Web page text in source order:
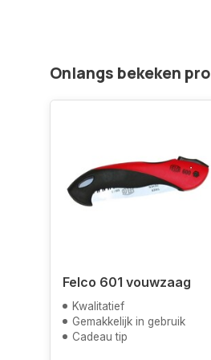
Onlangs bekeken
Felco 601 vouwzaag
Kwalitatief
Gemakkelijk in gebruik
Cadeau tip